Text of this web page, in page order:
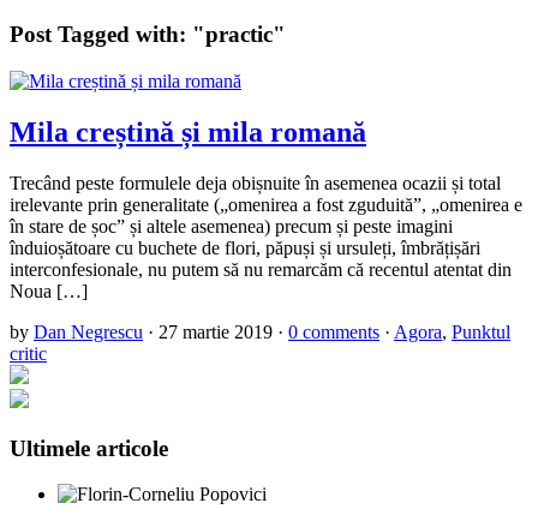
Post Tagged with: "practic"
Mila creștină și mila romană
Trecând peste formulele deja obișnuite în asemenea ocazii și total
irelevante prin generalitate („omenirea a fost zguduită”, „omenirea e
în stare de șoc” și altele asemenea) precum și peste imagini
înduioșătoare cu buchete de flori, păpuși și ursuleți, îmbrățișări
interconfesionale, nu putem să nu remarcăm că recentul atentat din
Noua […]
by Dan Negrescu · 27 martie 2019 · 0 comments · Agora, Punktul
critic
Ultimele articole